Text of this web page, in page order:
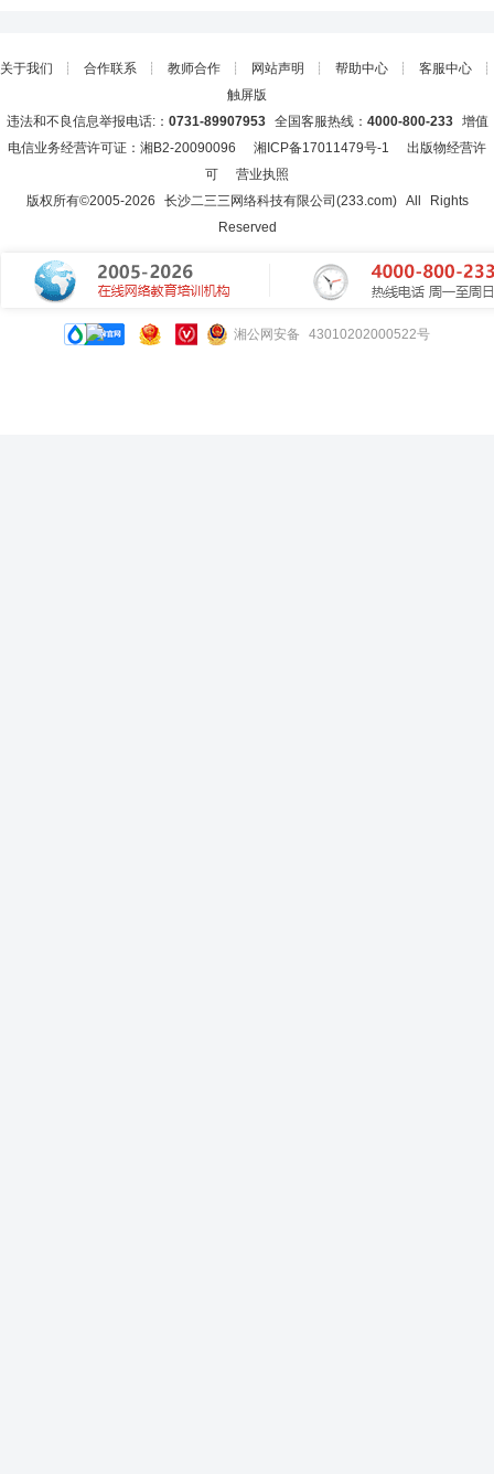
关于我们 ┊ 合作联系 ┊ 教师合作 ┊ 网站声明 ┊ 帮助中心 ┊ 客服中心 ┊
触屏版
违法和不良信息举报电话:： 0731-89907953全国客服热线： 4000-800-233增值
电信业务经营许可证：湘B2-20090096 湘ICP备17011479号-1
出版物经营许
可
营业执照
版权所有©2005-2026 长沙二三三网络科技有限公司(233.com)All Rights
Reserved
湘公网安备 43010202000522号